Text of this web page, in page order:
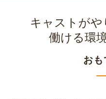
キャストがや
働ける環
おも